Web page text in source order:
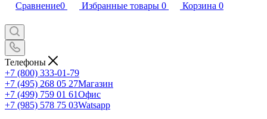
Сравнение0 Избранные товары 0 Корзина 0
Телефоны
+7 (800) 333-01-79
+7 (495) 268 05 27Магазин
+7 (499) 759 01 61Офис
+7 (985) 578 75 03Watsapp